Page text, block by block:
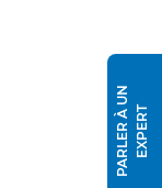
P
A
R
L
E
R
À
U
N
E
X
P
E
RT